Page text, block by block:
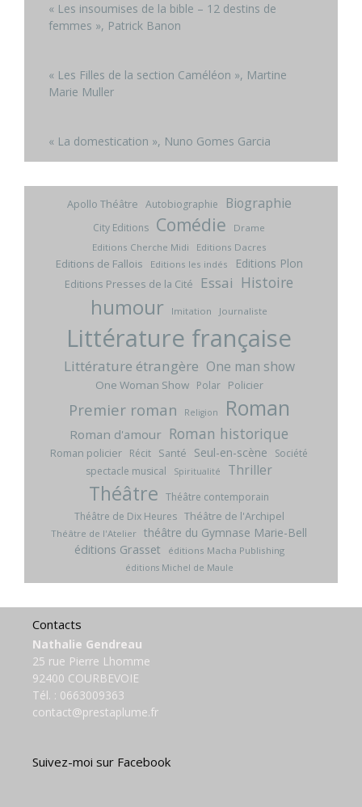
« Les insoumises de la bible – 12 destins de
femmes », Patrick Banon
« Les Filles de la section Caméléon », Martine
Marie Muller
« La domestication », Nuno Gomes Garcia
Apollo Théâtre Autobiographie Biographie
City Editions Comédie
Drame
Editions Cherche Midi
Editions Dacres
Editions de Fallois Editions les indés Editions Plon
Editions Presses de la Cité Essai Histoire
humour Imitation Journaliste
Littérature française
Littérature étrangère One man show
One Woman Show Polar Policier
Premier roman Religion Roman
Roman d'amour Roman historique
Roman policier Récit Santé Seul-en-scène
Société
spectacle musical
Spiritualité Thriller
Théâtre Théâtre contemporain
Théâtre de Dix Heures Théâtre de l'Archipel
Théâtre de l'Atelier théâtre du Gymnase Marie-Bell
éditions Grasset
éditions Macha Publishing
éditions Michel de Maule
Contacts
Nathalie Gendreau
25 rue Pierre Lhomme
92400 COURBEVOIE
Tél. : 0663009363
contact@prestaplume.fr
Suivez-moi sur Facebook